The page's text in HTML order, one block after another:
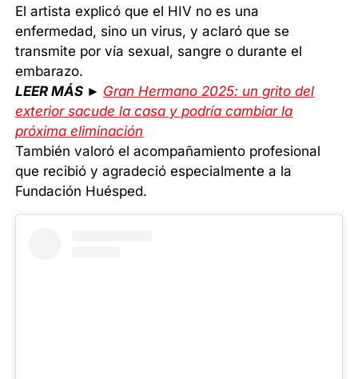
El artista explicó que el HIV no es una
enfermedad, sino un virus, y aclaró que se
transmite por vía sexual, sangre o durante el
embarazo.
LEER MÁS ► Gran Hermano 2025: un grito del
exterior sacude la casa y podría cambiar la
próxima eliminación
También valoró el acompañamiento profesional
que recibió y agradeció especialmente a la
Fundación Huésped.